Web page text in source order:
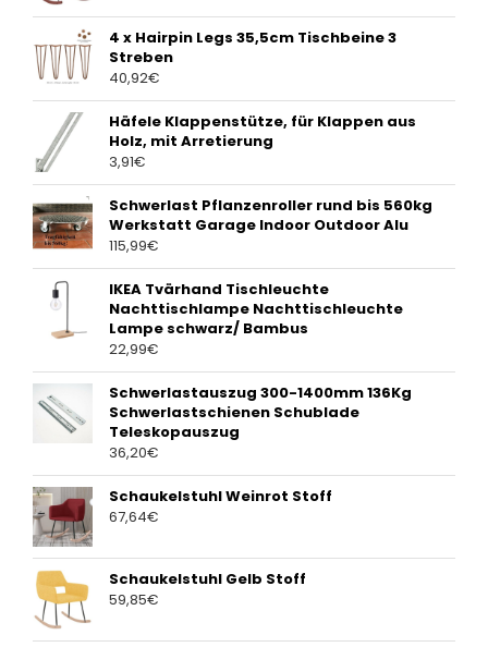
4 x Hairpin Legs 35,5cm Tischbeine 3
Streben
40,92€
Häfele Klappenstütze, für Klappen aus
Holz, mit Arretierung
3,91€
Schwerlast Pflanzenroller rund bis 560kg
Werkstatt Garage Indoor Outdoor Alu
115,99€
IKEA Tvärhand Tischleuchte
Nachttischlampe Nachttischleuchte
Lampe schwarz/ Bambus
22,99€
Schwerlastauszug 300-1400mm 136Kg
Schwerlastschienen Schublade
Teleskopauszug
36,20€
Schaukelstuhl Weinrot Stoff
67,64€
Schaukelstuhl Gelb Stoff
59,85€